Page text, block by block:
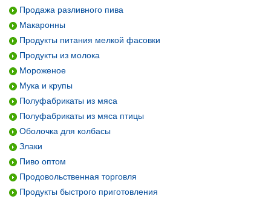
Продажа разливного пива
Макаронны
Продукты питания мелкой фасовки
Продукты из молока
Мороженое
Мука и крупы
Полуфабрикаты из мяса
Полуфабрикаты из мяса птицы
Оболочка для колбасы
Злаки
Пиво оптом
Продовольственная торговля
Продукты быстрого приготовления